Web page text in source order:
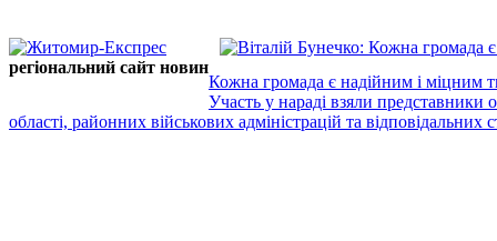
регіональний сайт новин
Кожна громада є надійним і міцним
Участь у нараді взяли представники
області, районних військових адміністрацій та відповідальних